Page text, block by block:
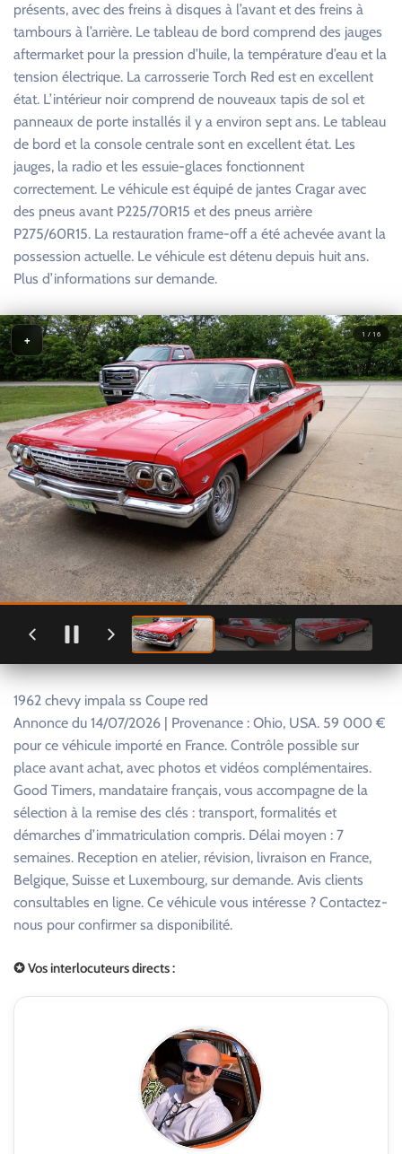
présents, avec des freins à disques à l’avant et des freins à
tambours à l’arrière. Le tableau de bord comprend des jauges
aftermarket pour la pression d’huile, la température d’eau et la
tension électrique. La carrosserie Torch Red est en excellent
état. L’intérieur noir comprend de nouveaux tapis de sol et
panneaux de porte installés il y a environ sept ans. Le tableau
de bord et la console centrale sont en excellent état. Les
jauges, la radio et les essuie-glaces fonctionnent
correctement. Le véhicule est équipé de jantes Cragar avec
des pneus avant P225/70R15 et des pneus arrière
P275/60R15. La restauration frame-off a été achevée avant la
possession actuelle. Le véhicule est détenu depuis huit ans.
Plus d’informations sur demande.
1 / 16
+
1962 chevy impala ss Coupe red
Annonce du 14/07/2026 | Provenance : Ohio, USA. 59 000 €
pour ce véhicule importé en France. Contrôle possible sur
place avant achat, avec photos et vidéos complémentaires.
Good Timers, mandataire français, vous accompagne de la
sélection à la remise des clés : transport, formalités et
démarches d’immatriculation compris. Délai moyen : 7
semaines. Reception en atelier, révision, livraison en France,
Belgique, Suisse et Luxembourg, sur demande. Avis clients
consultables en ligne. Ce véhicule vous intéresse ? Contactez-
nous pour confirmer sa disponibilité.
✪ Vos interlocuteurs directs :